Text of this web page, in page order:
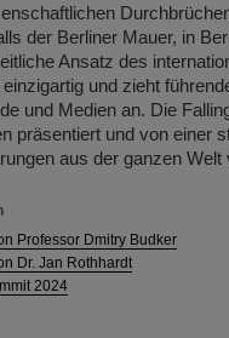
der Berliner Mauer, in
Ansatz des
und zieht
und Medien an. Die
präsentiert und von einer
aus der ganzen Welt
Professor Dmitry Budker
Dr. Jan Rothhardt
2024